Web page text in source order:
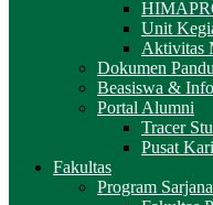
Unit
Aktivitas
Dokumen
Beasiswa &
Portal Alumni
Tracer
Pusat
Fakultas
Program Sarjana